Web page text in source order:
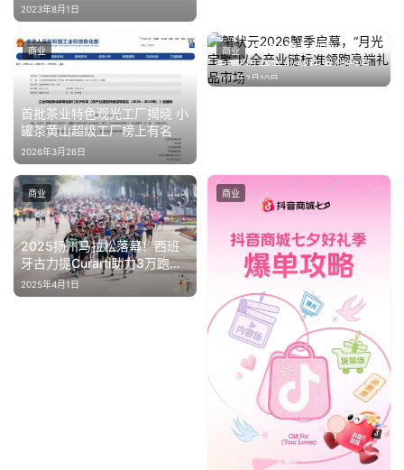
汽
车
·
新
源
2023年8月1日
首批茶业特色观光工厂揭晓 小
罐茶黄山超级工厂榜上有名
2026年3月26日
商业
蟹状元2026蟹季启幕，“月光
宝蟹”以全产业链标准领跑高
端礼品市场
2026年7月10日
商业
2025扬州马拉松落幕！西班
牙古力提Curarti助力3万跑者
安全无伤完赛
2025年4月1日
商业 商业